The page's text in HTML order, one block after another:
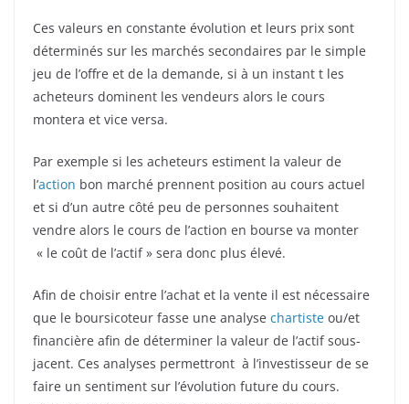
Ces valeurs en constante évolution et leurs prix sont
déterminés sur les marchés secondaires par le simple
jeu de l’offre et de la demande, si à un instant t les
acheteurs dominent les vendeurs alors le cours
montera et vice versa.
Par exemple si les acheteurs estiment la valeur de
l’action bon marché prennent position au cours actuel
et si d’un autre côté peu de personnes souhaitent
vendre alors le cours de l’action en bourse va monter
« le coût de l’actif » sera donc plus élevé.
Afin de choisir entre l’achat et la vente il est nécessaire
que le boursicoteur fasse une analyse chartiste ou/et
financière afin de déterminer la valeur de l’actif sous-
jacent. Ces analyses permettront à l’investisseur de se
faire un sentiment sur l’évolution future du cours.